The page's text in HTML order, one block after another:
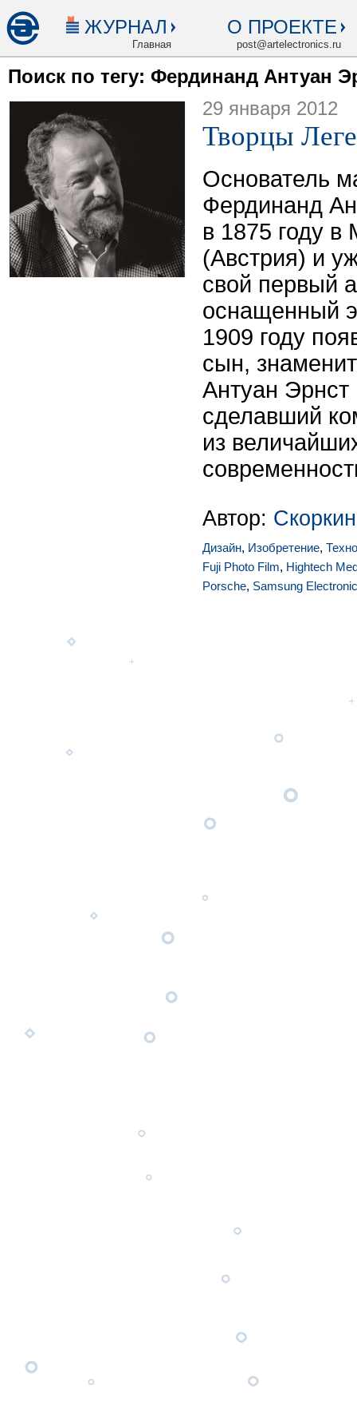
ЖУРНАЛ
Главная
О ПРОЕКТЕ
post@artelectronics.ru
Поиск по тегу: Фердинанд Антуан
29 января 2012
Творцы
Основатель
Фердинанд
в 1875 году
(Австрия) и
свой первый
оснащенный
1909 году
сын,
Антуан
сделавший
из
Автор:
Дизайн, Изобретение,
Fuji Photo Film, Hightech
Porsche, Samsung